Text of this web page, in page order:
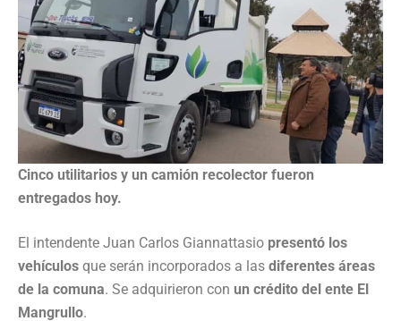
Cinco utilitarios y un camión recolector fueron
entregados hoy.
El intendente Juan Carlos Giannattasio presentó los
vehículos que serán incorporados a las diferentes áreas
de la comuna. Se adquirieron con un crédito del ente El
Mangrullo.